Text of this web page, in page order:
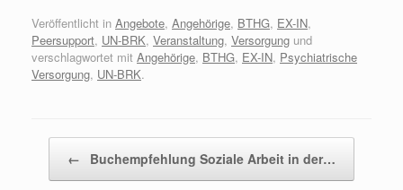
Veröffentlicht in Angebote, Angehörige, BTHG, EX-IN,
Peersupport, UN-BRK, Veranstaltung, Versorgung und
verschlagwortet mit Angehörige, BTHG, EX-IN, Psychiatrische
Versorgung, UN-BRK.
← Buchempfehlung Soziale Arbeit in der…